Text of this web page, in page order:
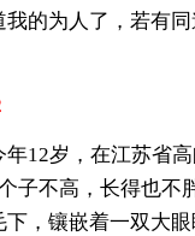
的为人了，若有
年12岁，在江苏省
子不高，长得也不
，镶嵌着一双大眼